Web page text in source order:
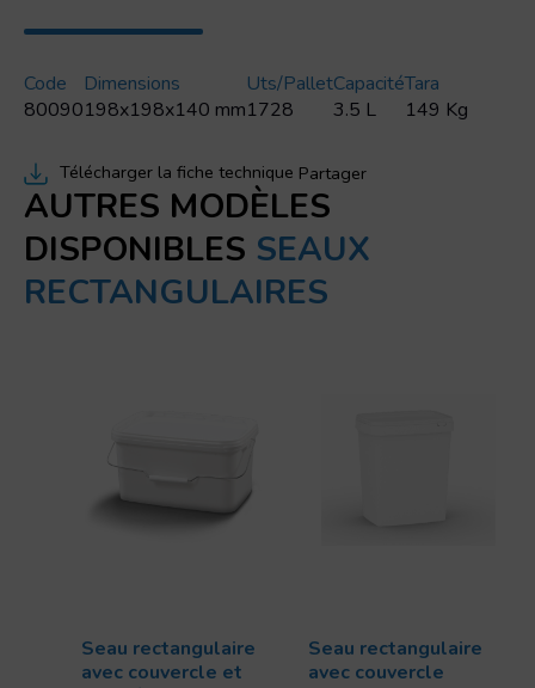
Code
80090
Dimensions
198x198x140 mm
Uts/pallet
1728
Capacité
3.5 L
Tara
149 Kg
Télécharger la fiche technique Partager
AUTRES MODÈLES
DISPONIBLES SEAUX
RECTANGULAIRES
Seau rectangulaire
avec couvercle et
Seau rectangulaire
avec couvercle